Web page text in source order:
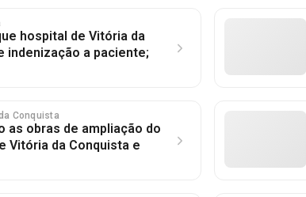
hospital de Vitória da
indenização a paciente;
Conquista
as obras de ampliação do
Vitória da Conquista e